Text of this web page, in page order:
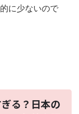
に少ないので
る？日本の